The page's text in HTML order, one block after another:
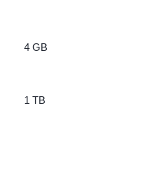
4 GB
1 TB